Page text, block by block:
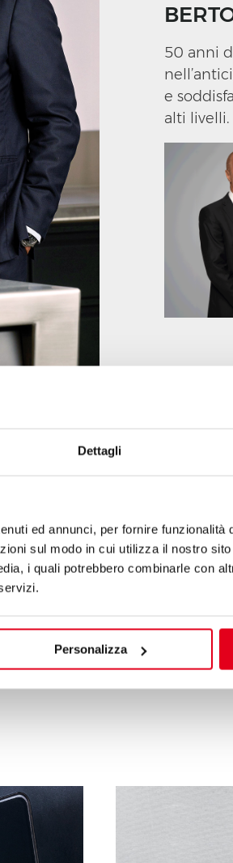
Dettagli
ed annunci, per fornire funzionalità
sul modo in cui utilizza il nostro
i quali potrebbero combinarle con
Personalizza
50 anni
e
alti livelli.
resistere nel
e la
di vedere il